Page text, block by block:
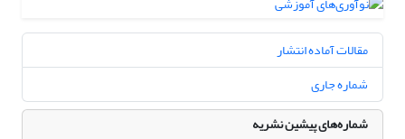
مقالات آماده انتشار
شماره جاری
شماره‌های پیشین نشریه